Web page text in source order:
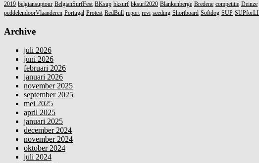
2019 belgiansuptour BelgianSurfFest BKsup bksurf bksurf2020 Blankenberge Bredene competitie Deinze
peddelendoorVlaanderen Portugal Protest RedBull report revi seeding Shortboard Softdog SUP
Archive
juli 2026
juni 2026
februari 2026
januari 2026
november 2025
september 2025
mei 2025
april 2025
januari 2025
december 2024
november 2024
oktober 2024
juli 2024